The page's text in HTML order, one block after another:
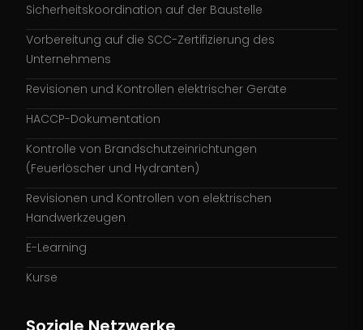
Sicherheitskoordination auf der Baustelle
Vorbereitung auf die SCC-Zertifizierung des
Unternehmens
Revisionen und Kontrollen elektrischer Geräte
HACCP-Dokumentation
Kontrolle von Brandschutzeinrichtungen
(Feuerlöscher und Hydranten)
Revisionen und Kontrollen von elektrischen
Handwerkzeugen
E-Learning
Kurse